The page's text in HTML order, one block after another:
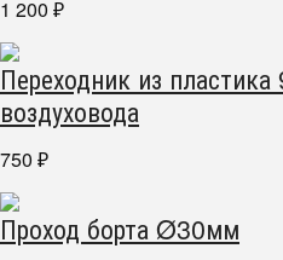
1 200 ₽
Переходник из
воздуховода
750 ₽
Проход борта Ø30мм